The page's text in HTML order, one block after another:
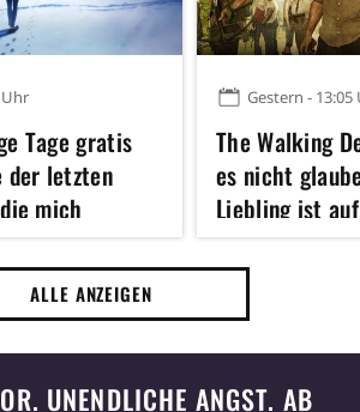
Uhr
Tage gratis
der letzten
mich
konnten
Gestern - 13:05
The Walking
es nicht
Liebling ist
zu Dead City
wiedervereint
ALLE ANZEIGEN
UNENDLICHE ANGST. AB